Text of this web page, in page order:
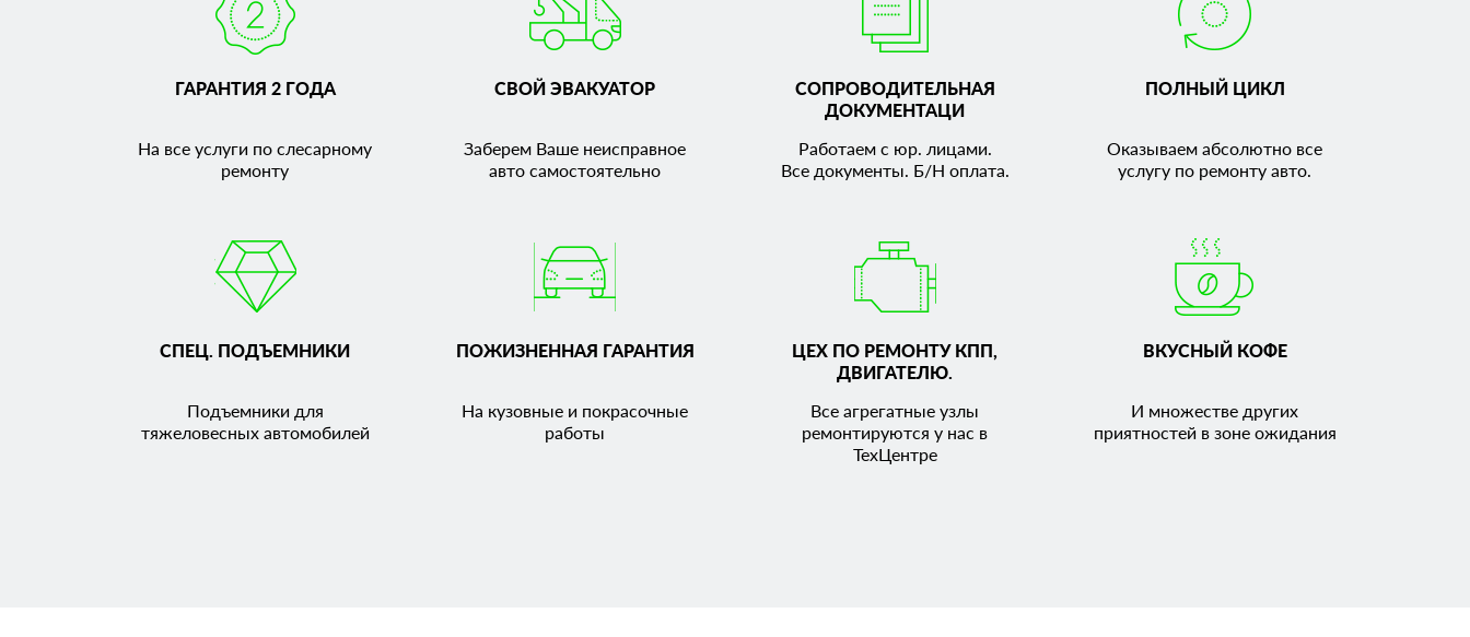
ГАРАНТИЯ 2 ГОДА
На все услуги по слесарному
ремонту
СВОЙ ЭВАКУАТОР
Заберем Ваше неисправное
авто самостоятельно
СОПРОВОДИТЕЛЬНАЯ
ДОКУМЕНТАЦИ
Работаем с юр. лицами.
Все документы. Б/Н оплата.
ПОЛНЫЙ ЦИКЛ
Оказываем абсолютно все
услугу по ремонту авто.
СПЕЦ. ПОДЪЕМНИКИ
Подъемники для
тяжеловесных автомобилей
ПОЖИЗНЕННАЯ ГАРАНТИЯ
На кузовные и покрасочные
работы
ЦЕХ ПО РЕМОНТУ КПП,
ДВИГАТЕЛЮ.
Все агрегатные узлы
ремонтируются у нас в
ТехЦентре
ВКУСНЫЙ КОФЕ
И множестве других
приятностей в зоне ожидания